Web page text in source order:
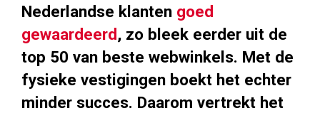
Nederlandse klanten goed
gewaardeerd, zo bleek eerder uit de
top 50 van beste webwinkels. Met de
fysieke vestigingen boekt het echter
minder succes. Daarom vertrekt het